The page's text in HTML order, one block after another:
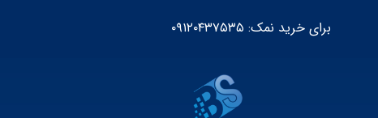
برای خرید نمک: ۰۹۱۲۰۴۳۷۵۳۵